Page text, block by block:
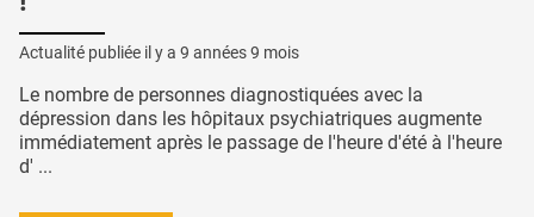
Actualité publiée il y a 9 années 9 mois
Le nombre de personnes diagnostiquées avec la
dépression dans les hôpitaux psychiatriques augmente
immédiatement après le passage de l'heure d'été à l'heure
d' ...